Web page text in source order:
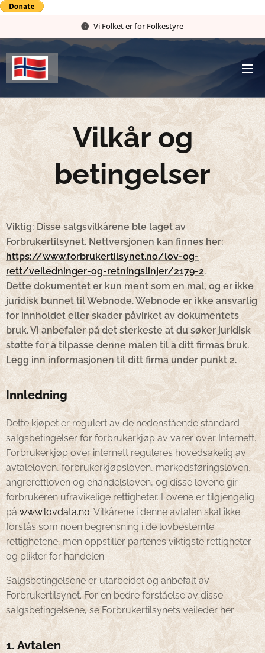
Vi Folket er for Folkestyre
Vilkår og
betingelser
Viktig: Disse salgsvilkårene ble laget av
Forbrukertilsynet. Nettversjonen kan finnes her:
https://www.forbrukertilsynet.no/lov-og-
rett/veiledninger-og-retningslinjer/2179-2.
Dette dokumentet er kun ment som en mal, og er ikke
juridisk bunnet til Webnode. Webnode er ikke ansvarlig
for innholdet eller skader påvirket av dokumentets
bruk. Vi anbefaler på det sterkeste at du søker juridisk
støtte for å tilpasse denne malen til å ditt firmas bruk.
Legg inn informasjonen til ditt firma under punkt 2.
Innledning
Dette kjøpet er regulert av de nedenstående standard
salgsbetingelser for forbrukerkjøp av varer over Internett.
Forbrukerkjøp over internett reguleres hovedsakelig av
avtaleloven, forbrukerkjøpsloven, markedsføringsloven,
angrerettloven og ehandelsloven, og disse lovene gir
forbrukeren ufravikelige rettigheter. Lovene er tilgjengelig
på www.lovdata.no. Vilkårene i denne avtalen skal ikke
forstås som noen begrensning i de lovbestemte
rettighetene, men oppstiller partenes viktigste rettigheter
og plikter for handelen.
Salgsbetingelsene er utarbeidet og anbefalt av
Forbrukertilsynet. For en bedre forståelse av disse
salgsbetingelsene, se Forbrukertilsynets veileder her.
1. Avtalen